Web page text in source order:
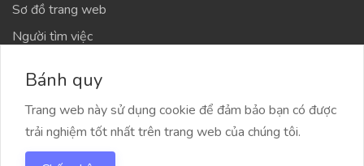
Sơ đồ trang web
Người tìm việc
2021 VappSmart, All right reserved
Bánh quy
Trang web này sử dụng cookie để đảm bảo bạn có được
trải nghiệm tốt nhất trên trang web của chúng tôi.